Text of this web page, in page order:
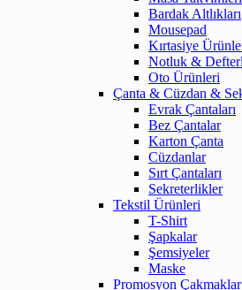
Bardak Altlıkları
Mousepad
Kırtasiye
Notluk &
Oto Ürünleri
Çanta & Cüzdan &
Evrak Çantaları
Bez Çantalar
Karton Çanta
Cüzdanlar
Sırt Çantaları
Sekreterlikler
Tekstil Ürünleri
T-Shirt
Şapkalar
Şemsiyeler
Maske
Promosyon Çakmaklar